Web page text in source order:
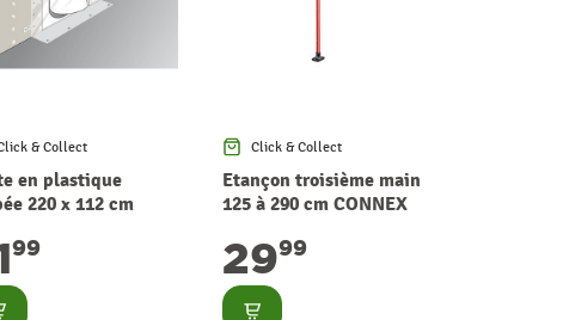
& Collect
en plastique
220 x 112 cm
99
Click & Collect
Etançon troisième main
125 à 290 cm CONNEX
2999
Consulter